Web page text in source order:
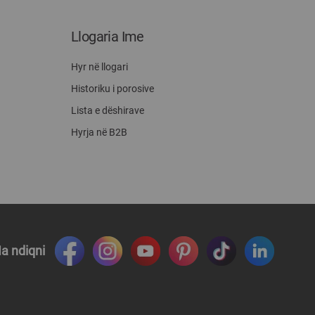
Llogaria Ime
Hyr në llogari
Historiku i porosive
Lista e dëshirave
Hyrja në B2B
ndiqni